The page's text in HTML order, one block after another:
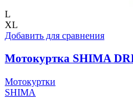
L
XL
Добавить для сравнения
Мотокуртка SHIMA
Мотокуртки
SHIMA